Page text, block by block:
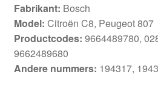
Fabrikant: Bosch
Model: Citroën C8, Peugeot 807
Productcodes: 9664489780,
9662489680
Andere nummers: 194317,